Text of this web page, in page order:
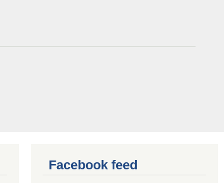
Facebook feed